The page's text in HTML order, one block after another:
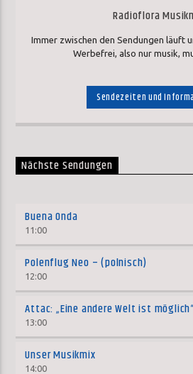
Radioflora
Immer zwischen den Sendungen läuft
Werbefrei, also nur musik,
Sendezeiten und
Nächste Sendungen
Buena Onda
11:00
Polenflug Neo – (polnisch)
12:00
Attac: „Eine andere Welt ist möglich“
13:00
Unser Musikmix
14:00